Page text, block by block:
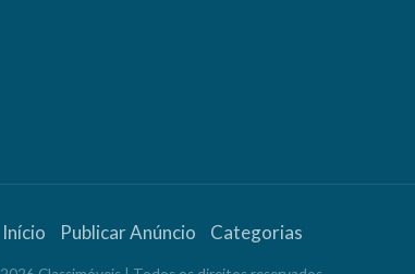
Início Publicar Anúncio Categorias